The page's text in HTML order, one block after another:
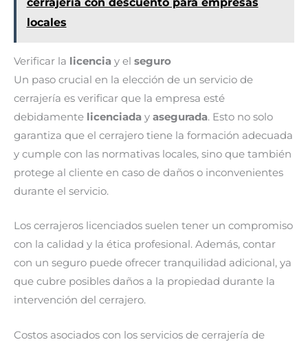
locales
Verificar la licencia y el seguro
Un paso crucial en la elección de un servicio de
cerrajería es verificar que la empresa esté
debidamente licenciada y asegurada. Esto no solo
garantiza que el cerrajero tiene la formación adecuada
y cumple con las normativas locales, sino que también
protege al cliente en caso de daños o inconvenientes
durante el servicio.
Los cerrajeros licenciados suelen tener un compromiso
con la calidad y la ética profesional. Además, contar
con un seguro puede ofrecer tranquilidad adicional, ya
que cubre posibles daños a la propiedad durante la
intervención del cerrajero.
Costos asociados con los servicios de cerrajería de